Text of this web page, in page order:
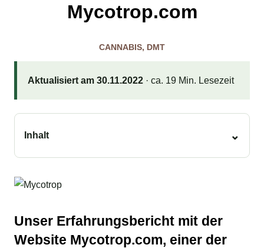
Mycotrop.com
CANNABIS, DMT
Aktualisiert am 30.11.2022· ca. 19 Min. Lesezeit
Inhalt
Unser Erfahrungsbericht mit der
Website Mycotrop.com, einer der